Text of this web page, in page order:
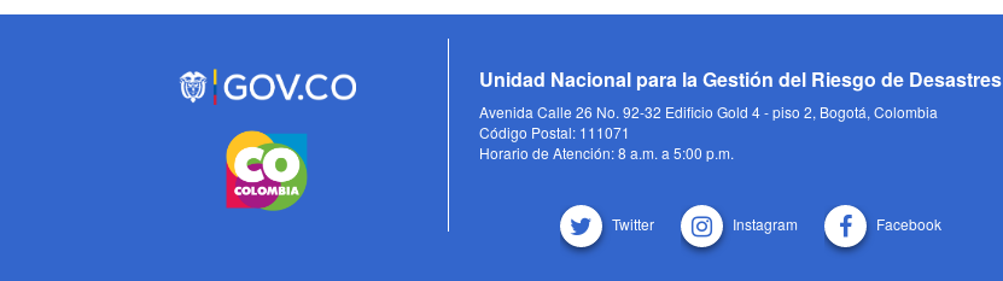
Unidad Nacional para la Gestión del Riesgo de Desastres
Avenida Calle 26 No. 92-32 Edificio Gold 4 - piso 2, Bogotá, Colombia
Código Postal: 111071
Horario de Atención: 8 a.m. a 5:00 p.m.
Twitter Instagram Facebook